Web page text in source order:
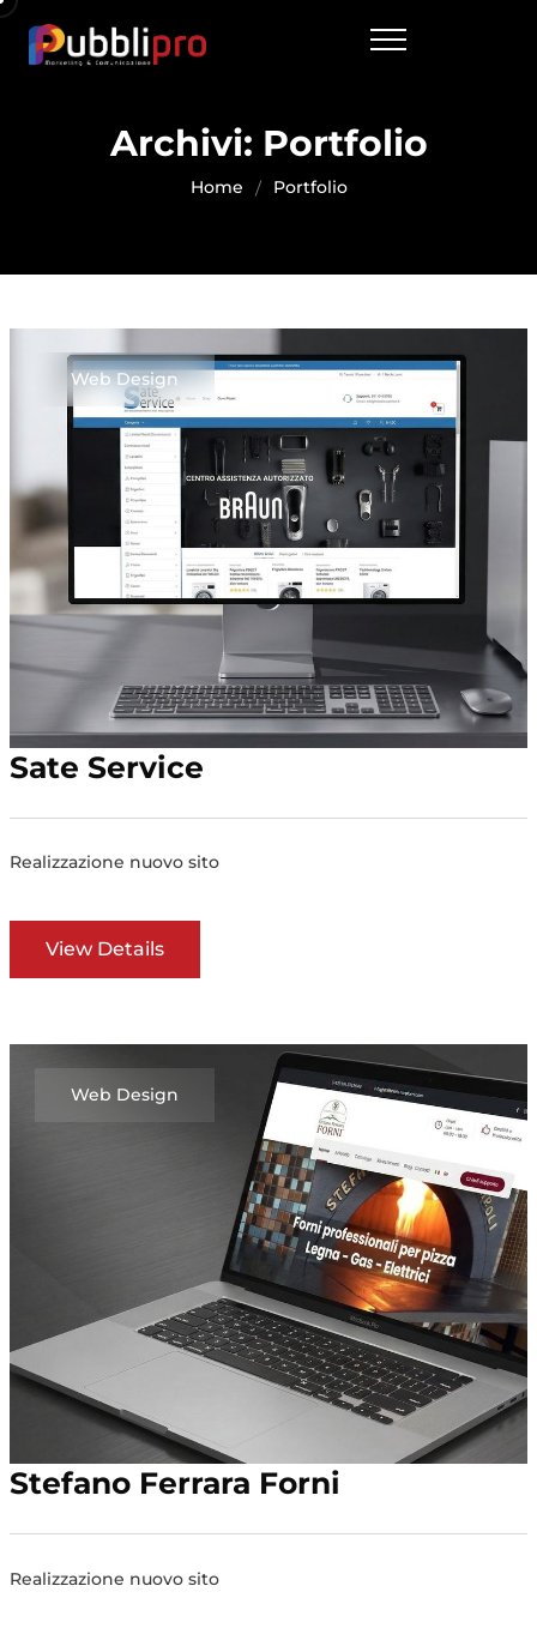
Archivi: Portfolio
Home Portfolio
Web Design
Sate Service
Realizzazione nuovo sito
View Details
Web Design
Stefano Ferrara Forni
Realizzazione nuovo sito